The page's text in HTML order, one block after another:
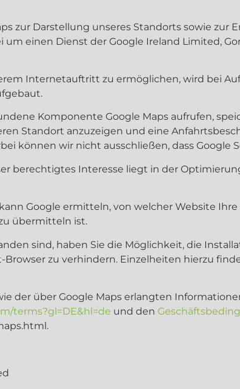
zur Darstellung unseres Standorts sowie zur
einen Dienst der Google Ireland Limited,
Internetauftritt zu ermöglichen, wird bei
Komponente Google Maps aufrufen,
Standort anzuzeigen und eine
können wir nicht ausschließen, dass Google
berechtigtes Interesse liegt in der
Google ermitteln, von welcher Website
übermitteln ist.
sind, haben Sie die Möglichkeit, die
zu verhindern. Einzelheiten hierzu
der über Google Maps erlangten
terms?gl=DE&hl=de und den